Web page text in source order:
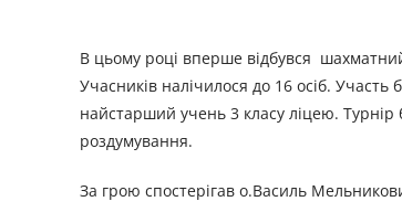
В цьому році вперше відбувся
Учасників налічилося до 16 осіб. Участь
найстарший учень 3 класу ліцею. Турнір
роздумування.
За грою спостерігав о.Василь